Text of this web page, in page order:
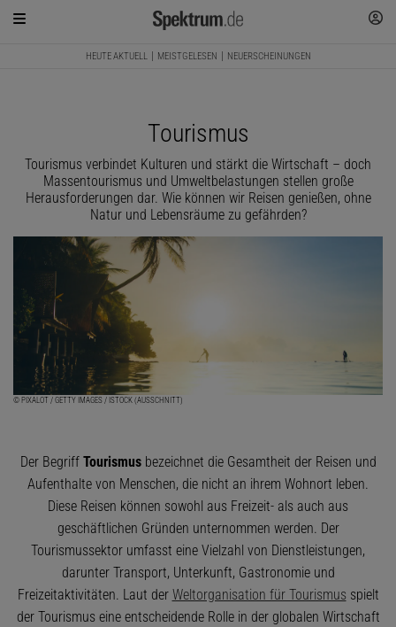
HEUTE AKTUELL MEISTGELESEN NEUERSCHEINUNGEN
Tourismus
Tourismus verbindet Kulturen und stärkt die Wirtschaft – doch
Massentourismus und Umweltbelastungen stellen große
Herausforderungen dar. Wie können wir Reisen genießen, ohne
Natur und Lebensräume zu gefährden?
© PIXALOT / GETTY IMAGES / ISTOCK (AUSSCHNITT)
Der Begriff Tourismusbezeichnet die Gesamtheit der Reisen und
Aufenthalte von Menschen, die nicht an ihrem Wohnort leben.
Diese Reisen können sowohl aus Freizeit- als auch aus
geschäftlichen Gründen unternommen werden. Der
Tourismussektor umfasst eine Vielzahl von Dienstleistungen,
darunter Transport, Unterkunft, Gastronomie und
Freizeitaktivitäten. Laut der Weltorganisation für Tourismusspielt
der Tourismus eine entscheidende Rolle in der globalen Wirtschaft